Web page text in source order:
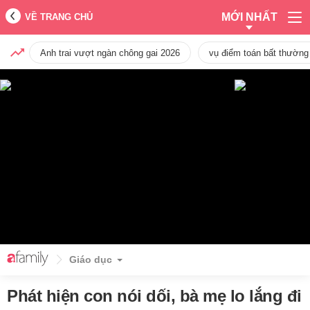
VỀ TRANG CHỦ MỚI NHẤT
Anh trai vượt ngàn chông gai 2026 vụ điểm toán bất
Giáo dục
Phát hiện con nói dối, bà mẹ lo lắng đi